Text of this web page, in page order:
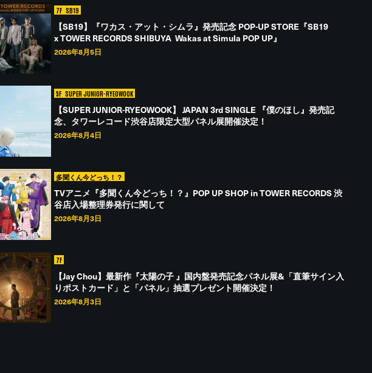
7F SB19
【SB19】『ワカス・アット・シムラ』発売記念 POP-UP STORE『SB19
x TOWER RECORDS SHIBUYA Wakas at Simula POP UP』
2026年8月5日
5F SUPER JUNIOR-RYEOWOOK
【SUPER JUNIOR-RYEOWOOK】 JAPAN 3rd SINGLE 『僕のほし』発売記
念、タワーレコード渋谷店限定大型パネル展開催決定！
2026年8月4日
多聞くん今どっち！？
TVアニメ『多聞くん今どっち！？』POP UP SHOP in TOWER RECORDS 渋
谷店入場整理券発行に関して
2026年8月3日
7F
【Jay Chou】最新作『太陽の子 』国内盤発売記念パネル展&「直筆サイン入
りポストカード」と「パネル」抽選プレゼント開催決定！
2026年8月3日